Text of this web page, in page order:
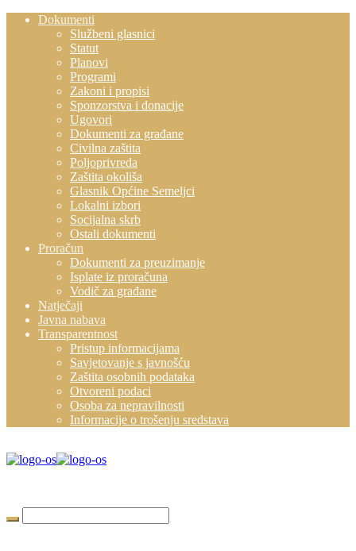
Dokumenti
Službeni glasnici
Statut
Planovi
Programi
Zakoni i propisi
Sponzorstva i donacije
Ugovori
Dokumenti za građane
Civilna zaštita
Poljoprivreda
Zaštita okoliša
Glasnik Općine Semeljci
Lokalni izbori
Socijalna skrb
Ostali dokumenti
Proračun
Dokumenti za preuzimanje
Isplate iz proračuna
Vodič za građane
Natječaji
Javna nabava
Transparentnost
Pristup informacijama
Savjetovanje s javnošću
Zaštita osobnih podataka
Otvoreni podaci
Osoba za nepravilnosti
Informacije o trošenju sredstava